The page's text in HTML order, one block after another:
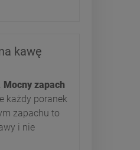
kawę
Mocny zapach
każdy poranek
zapachu to
i nie